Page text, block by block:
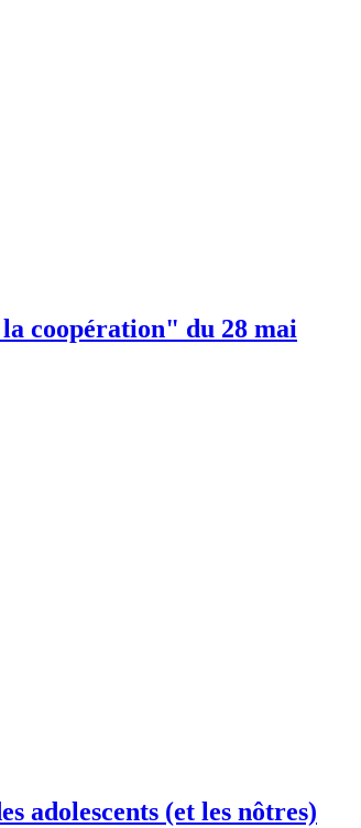
coopération" du 28 mai
adolescents (et les nôtres)